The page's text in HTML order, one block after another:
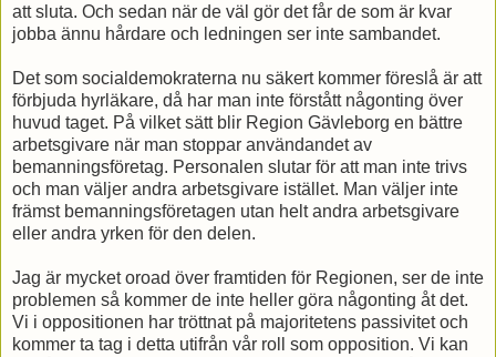
att sluta. Och sedan när de väl gör det får de som är kvar
jobba ännu hårdare och ledningen ser inte sambandet.
Det som socialdemokraterna nu säkert kommer föreslå är att
förbjuda hyrläkare, då har man inte förstått någonting över
huvud taget. På vilket sätt blir Region Gävleborg en bättre
arbetsgivare när man stoppar användandet av
bemanningsföretag. Personalen slutar för att man inte trivs
och man väljer andra arbetsgivare istället. Man väljer inte
främst bemanningsföretagen utan helt andra arbetsgivare
eller andra yrken för den delen.
Jag är mycket oroad över framtiden för Regionen, ser de inte
problemen så kommer de inte heller göra någonting åt det.
Vi i oppositionen har tröttnat på majoritetens passivitet och
kommer ta tag i detta utifrån vår roll som opposition. Vi kan